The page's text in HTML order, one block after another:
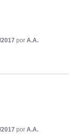
por A.A.
por A.A.